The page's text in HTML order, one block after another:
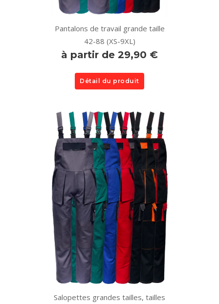
Pantalons de travail grande taille
42-88 (XS-9XL)
à partir de 29,90 €
Détail du produit
Salopettes grandes tailles, tailles